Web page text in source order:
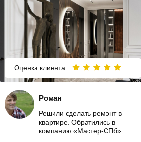
Оценка клиента
Решили сделать ремонт в
квартире. Обратились в
компанию «Мастер-СПб».
Роман